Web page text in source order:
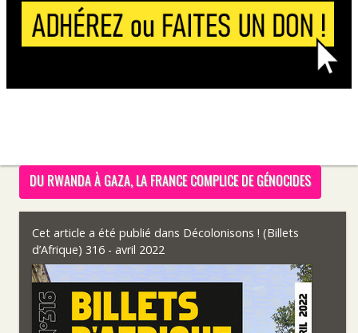
DU RWANDA À GAZA, LA FRANCE COMPLICE DE GÉNOCIDES
Cet article a été publié dans Décolonisons ! (Billets
d’Afrique) 316 - avril 2022